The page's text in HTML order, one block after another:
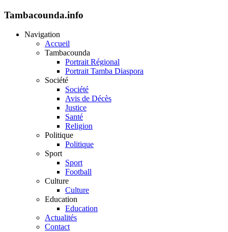
Tambacounda.info
Navigation
Accueil
Tambacounda
Portrait Régional
Portrait Tamba Diaspora
Société
Société
Avis de Décès
Justice
Santé
Religion
Politique
Politique
Sport
Sport
Football
Culture
Culture
Education
Education
Actualités
Contact